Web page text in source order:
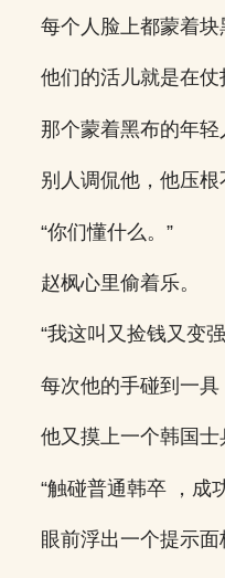
每个人脸上都蒙着块
他们的活儿就是在
那个蒙着黑布的年轻
别人调侃他，他压根
“你们懂什么。”
赵枫心里偷着乐。
“我这叫又捡钱又变
每次他的手碰到一具
他又摸上一个韩国士
“触碰普通韩卒 ，成
眼前浮出一个提示面